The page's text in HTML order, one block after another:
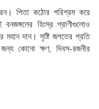
পিতা কঠোর পরিশ্রম করে
হিংস্র প্রাণীগুলোও
মহান দান। সৃষ্টি জগতের প্রতি
জন্য কোনো ক্ষণ, দিবস-রজনীর